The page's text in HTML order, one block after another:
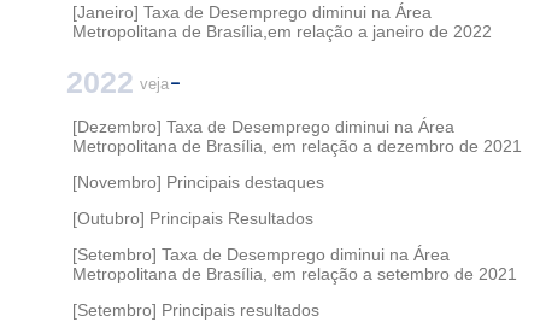
[Janeiro] Taxa de Desemprego diminui na Área
Metropolitana de Brasília,em relação a janeiro de 2022
2022 veja
[Dezembro] Taxa de Desemprego diminui na Área
Metropolitana de Brasília, em relação a dezembro de 2021
[Novembro] Principais destaques
[Outubro] Principais Resultados
[Setembro] Taxa de Desemprego diminui na Área
Metropolitana de Brasília, em relação a setembro de 2021
[Setembro] Principais resultados